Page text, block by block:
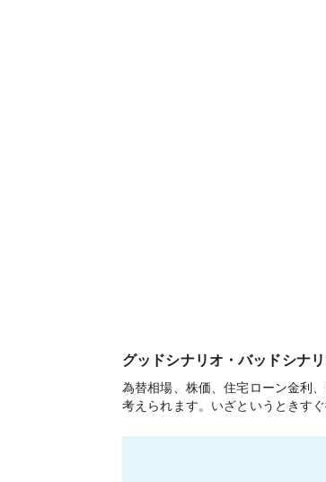
グッドシナリオ・バッドシナ
為替相場、株価、住宅ローン金利
考えられます。いざというときす